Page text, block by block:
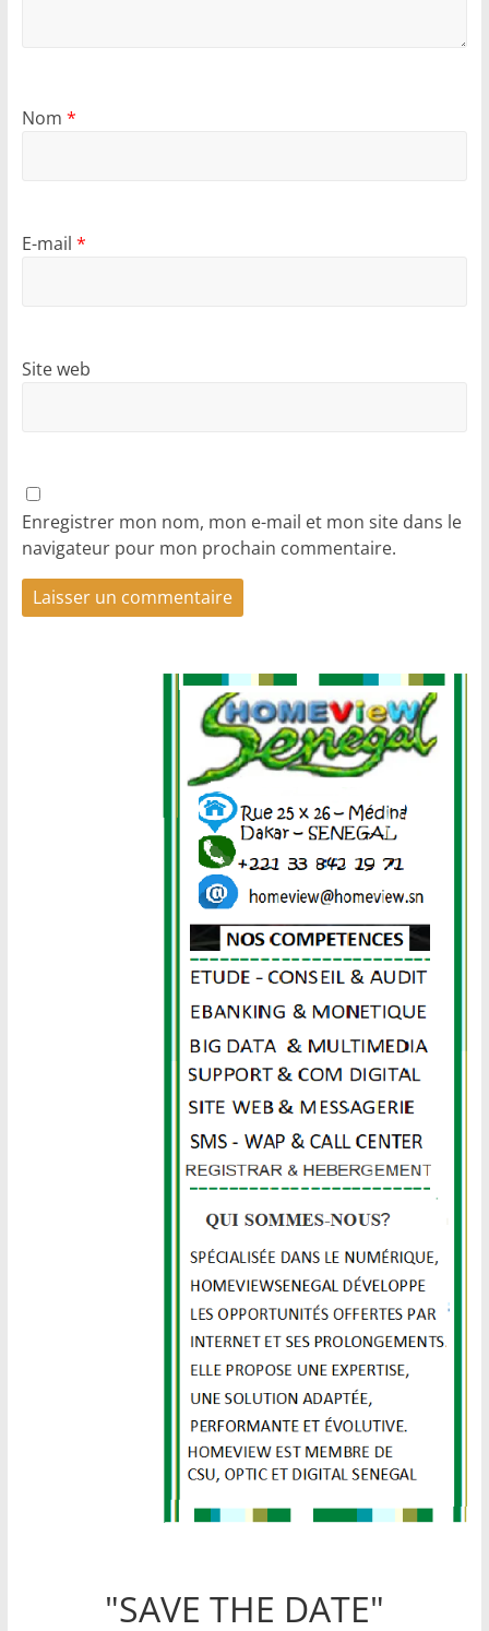
Nom *
E-mail *
Site web
Enregistrer mon nom, mon e-mail et mon site dans le
navigateur pour mon prochain commentaire.
"SAVE THE DATE"